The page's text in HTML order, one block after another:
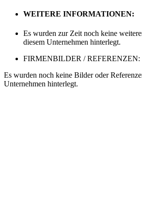
WEITERE INFORMATIONEN:
Es wurden zur Zeit noch keine
diesem Unternehmen hinterlegt.
FIRMENBILDER / REFERENZEN:
Es wurden noch keine Bilder oder
Unternehmen hinterlegt.